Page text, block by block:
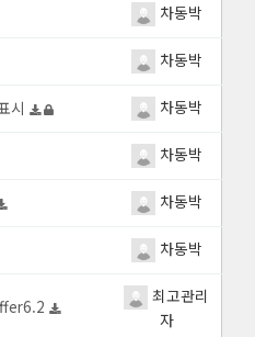
차동박
차동박
시 차동박
차동박
차동박
차동박
최고관리
자